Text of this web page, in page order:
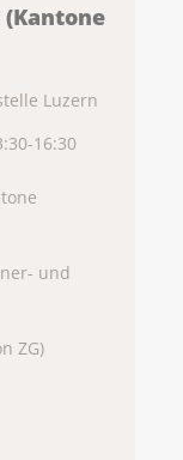
Luzern
16:30
und
ZG)